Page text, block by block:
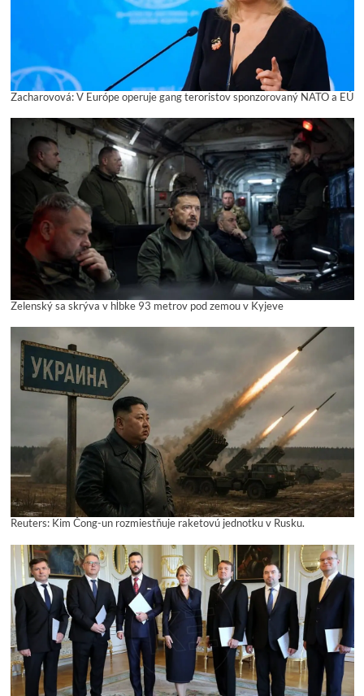
Zacharovová: V Európe operuje gang teroristov sponzorovaný NATO a EÚ
Zelenský sa skrýva v hĺbke 93 metrov pod zemou v Kyjeve
Reuters: Kim Čong-un rozmiestňuje raketovú jednotku v Rusku.